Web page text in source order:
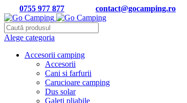
0755 977 877 contact@gocamping.ro
Alege categoria
Accesorii camping
Accesorii
Cani si farfurii
Carucioare camping
Dus solar
Galeti pliabile